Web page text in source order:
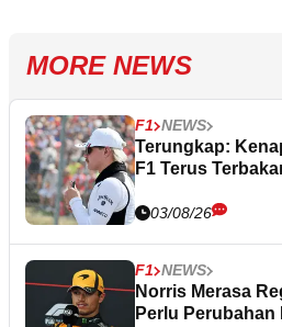
MORE NEWS
F1 NEWS
Terungkap:
F1 Terus
03/08/26
F1 NEWS
Norris Merasa
Perlu